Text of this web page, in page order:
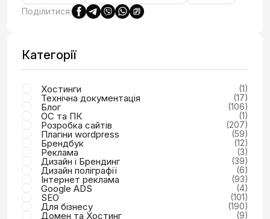
Поділитися:
Категорії
Хостинги (1)
Технічна документація (17)
Блог (106)
ОС та ПК (1)
Розробка сайтів (207)
Плагіни wordpress (59)
Брендбук (12)
Реклама (3)
Дизайн і Брендинг (39)
Дизайн поліграфії (6)
Інтернет реклама (93)
Google ADS (4)
SEO (101)
Для бізнесу (190)
Домен та Хостинг (9)